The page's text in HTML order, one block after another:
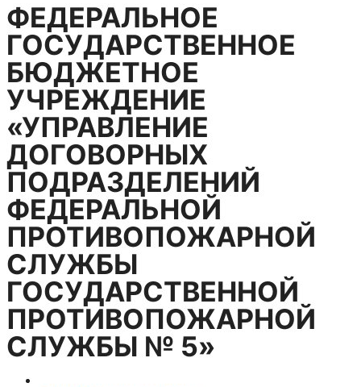
ФЕДЕРАЛЬНОЕ
ГОСУДАРСТВЕННОЕ
БЮДЖЕТНОЕ
УЧРЕЖДЕНИЕ
«УПРАВЛЕНИЕ
ДОГОВОРНЫХ
ПОДРАЗДЕЛЕНИЙ
ФЕДЕРАЛЬНОЙ
ПРОТИВОПОЖАРНОЙ
СЛУЖБЫ
ГОСУДАРСТВЕННОЙ
ПРОТИВОПОЖАРНОЙ
СЛУЖБЫ № 5»